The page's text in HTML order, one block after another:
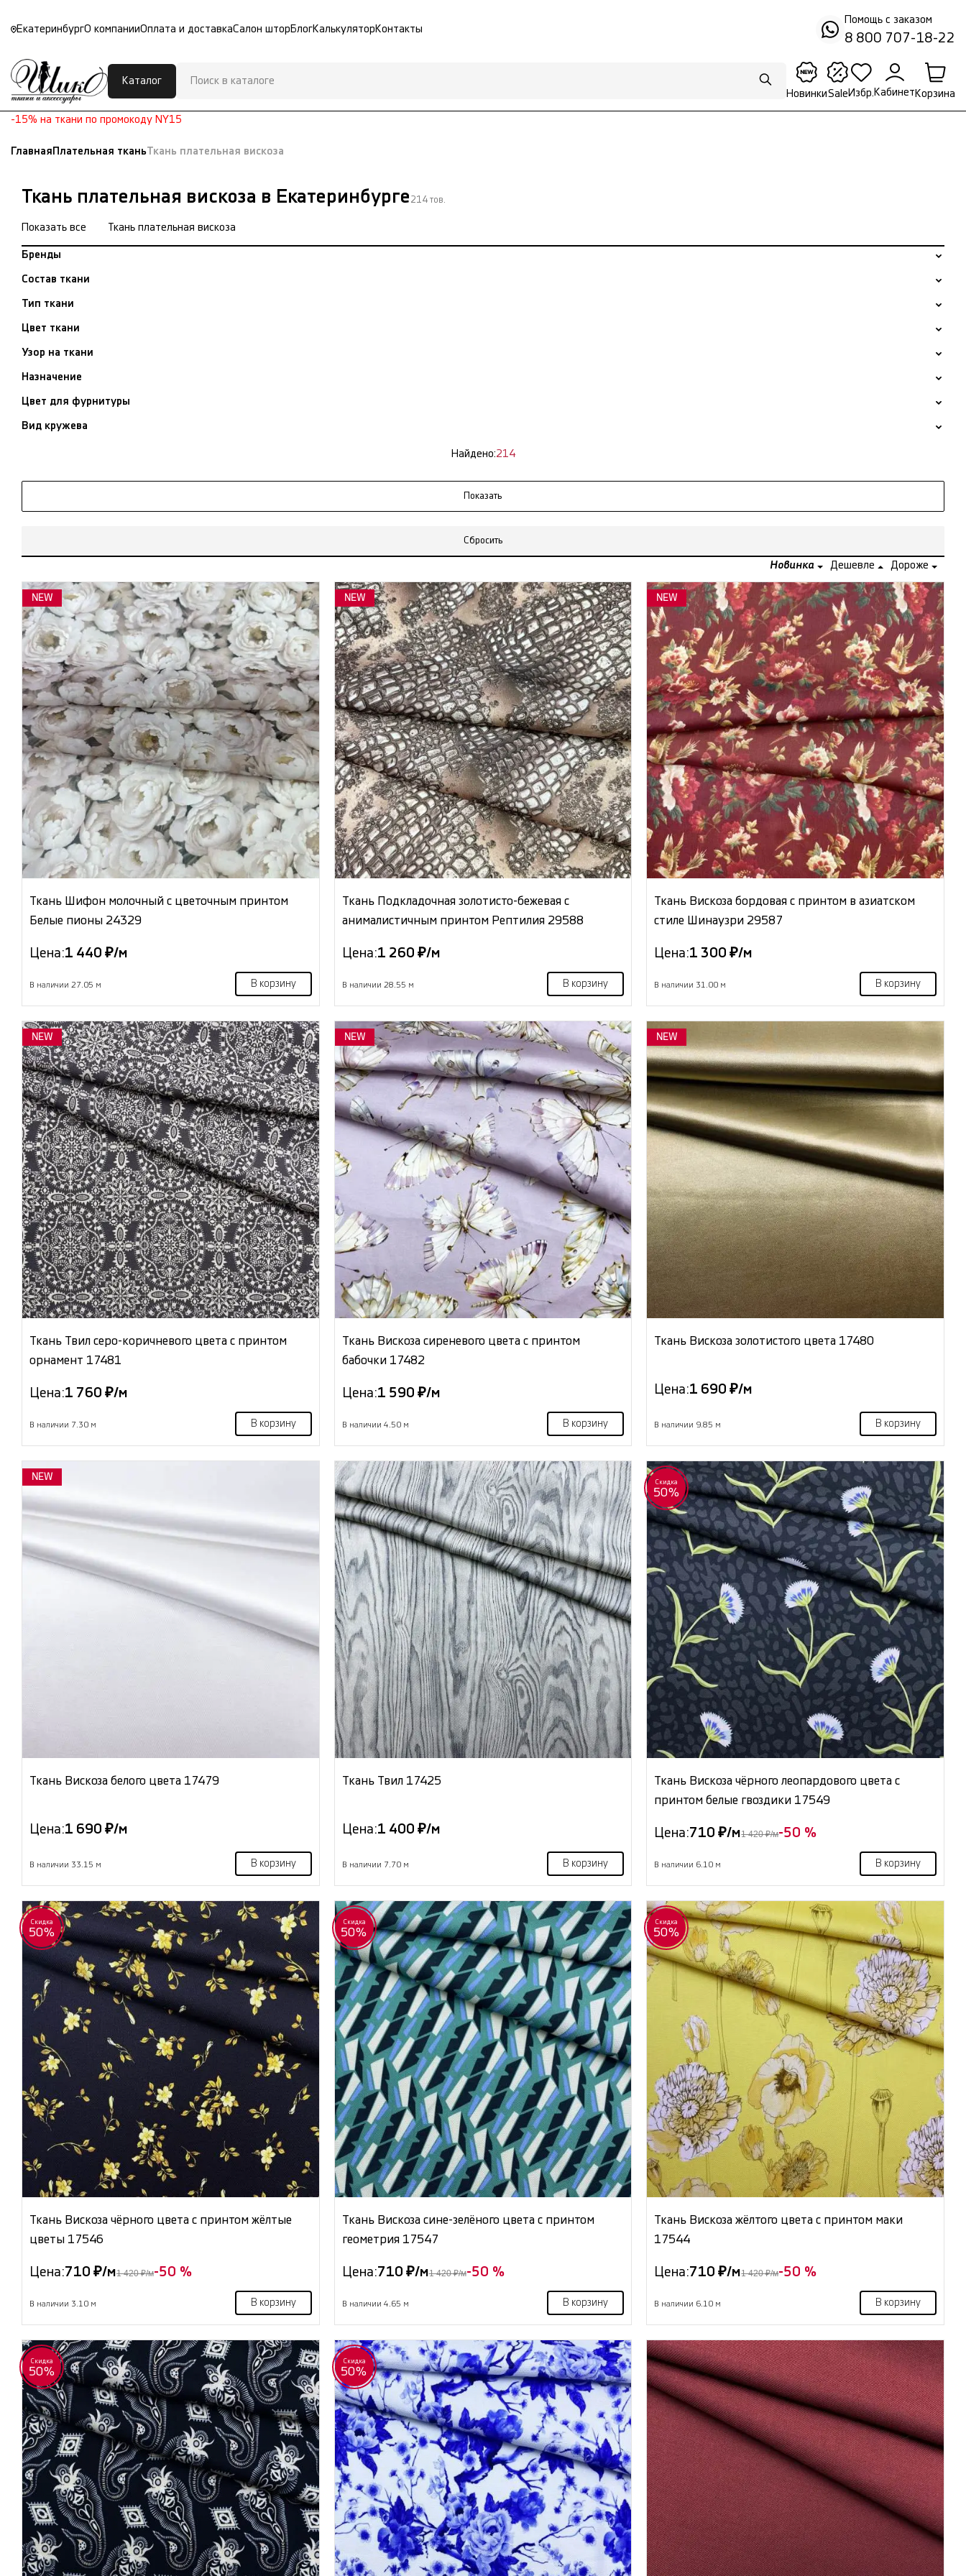
ЕкатеринбургО компанииОплата и доставкаСалон штор БлогКалькулятор Контакты
Помощь с заказом
8 800 707-18-22
Каталог
НовинкиSale Избр. Кабинет Корзина
-15% на ткани по промокоду NY15
Главная Плательная тканьТкань плательная вискоза
Ткань плательная вискоза в Екатеринбурге 214 тов.
Показать все Ткань плательная вискоза
Бренды
Состав ткани
Тип ткани
Цвет ткани
Узор на ткани
Назначение
Цвет для фурнитуры
Вид кружева
Найдено:214
Сбросить
Новинка Дешевле Дороже
NEW
Ткань Шифон молочный с цветочным принтом
Белые пионы 24329
Цена:1 440 ₽/м
В наличии 27.05 м В корзину
NEW
Ткань Подкладочная золотисто-бежевая с
анималистичным принтом Рептилия 29588
Цена:1 260 ₽/м
В наличии 28.55 м В корзину
NEW
Ткань Вискоза бордовая с принтом в азиатском
стиле Шинаузри 29587
Цена:1 300 ₽/м
В наличии 31.00 м В корзину
NEW
Ткань Твил серо-коричневого цвета с принтом
орнамент 17481
Цена:1 760 ₽/м
В наличии 7.30 м В корзину
NEW
Ткань Вискоза сиреневого цвета с принтом
бабочки 17482
Цена:1 590 ₽/м
В наличии 4.50 м В корзину
NEW
Ткань Вискоза золотистого цвета 17480
Цена:1 690 ₽/м
В наличии 9.85 м В корзину
NEW
Ткань Вискоза белого цвета 17479
Цена:1 690 ₽/м
В наличии 33.15 м В корзину
Ткань Твил 17425
Цена:1 400 ₽/м
В наличии 7.70 м В корзину
Скидка
50%
Ткань Вискоза чёрного леопардового цвета с
принтом белые гвоздики 17549
Цена:710 ₽/м1 420 ₽/м-50 %
В наличии 6.10 м В корзину
Скидка
50%
Ткань Вискоза чёрного цвета с принтом жёлтые
цветы 17546
Цена:710 ₽/м1 420 ₽/м-50 %
В наличии 3.10 м В корзину
Скидка
50%
Ткань Вискоза сине-зелёного цвета с принтом
геометрия 17547
Цена:710 ₽/м1 420 ₽/м-50 %
В наличии 4.65 м В корзину
Скидка
50%
Ткань Вискоза жёлтого цвета с принтом маки
17544
Цена:710 ₽/м1 420 ₽/м-50 %
В наличии 6.10 м В корзину
Скидка
50%
Скидка
50%